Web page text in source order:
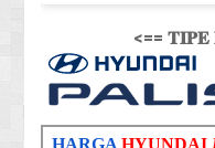
<==